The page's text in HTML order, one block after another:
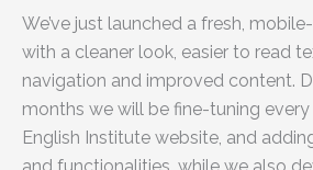
We’ve just launched a fresh,
with a cleaner look, easier to read
navigation and improved content.
months we will be fine-tuning
English Institute website, and